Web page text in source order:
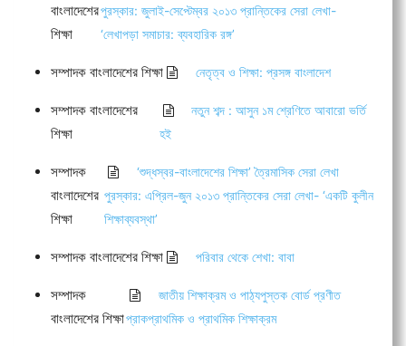
বাংলাদেশের
শিক্ষা
পুরস্কার: জুলাই-সেপ্টেম্বর ২০১৩ প্রান্তিকের সেরা লেখা-
‘লেখাপড়া সমাচার: ব্যবহারিক রঙ্গ’
সম্পাদক বাংলাদেশের শিক্ষা নেতৃত্ব ও শিক্ষা: প্রসঙ্গ বাংলাদেশ
সম্পাদক বাংলাদেশের
শিক্ষা
নতুন শব্দ : আসুন ১ম শ্রেণিতে আবারো ভর্তি
হই
সম্পাদক
বাংলাদেশের
শিক্ষা
‘শুদ্ধস্বর-বাংলাদেশের শিক্ষা’ ত্রৈমাসিক সেরা লেখা
পুরস্কার: এপ্রিল-জুন ২০১৩ প্রান্তিকের সেরা লেখা- ‘একটি কুলীন
শিক্ষাব্যবস্থা’
সম্পাদক বাংলাদেশের শিক্ষা পরিবার থেকে শেখা: বাবা
সম্পাদক
বাংলাদেশের শিক্ষা
জাতীয় শিক্ষাক্রম ও পাঠ্যপুস্তক বোর্ড প্রণীত
প্রাকপ্রাথমিক ও প্রাথমিক শিক্ষাক্রম